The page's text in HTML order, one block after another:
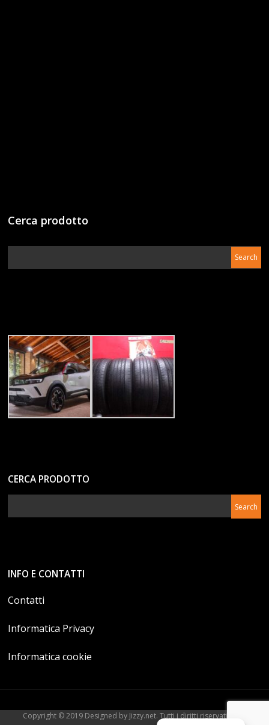
Cerca prodotto
CERCA PRODOTTO
INFO E CONTATTI
Contatti
Informatica Privacy
Informatica cookie
Copyright © 2019 Designed by Jizzy.net. Tutti i diritti riservati. P.Iva